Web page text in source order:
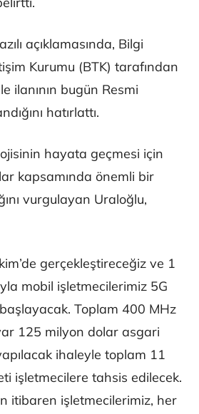
açıklamasında, Bilgi
Kurumu (BTK) tarafından
ilanının bugün Resmi
hatırlattı.
hayata geçmesi için
kapsamında önemli bir
vurgulayan Uraloğlu,
gerçekleştireceğiz ve 1
mobil işletmecilerimiz 5G
Toplam 400 MHz
125 milyon dolar asgari
ihaleyle toplam 11
işletmecilere tahsis edilecek.
itibaren işletmecilerimiz, her